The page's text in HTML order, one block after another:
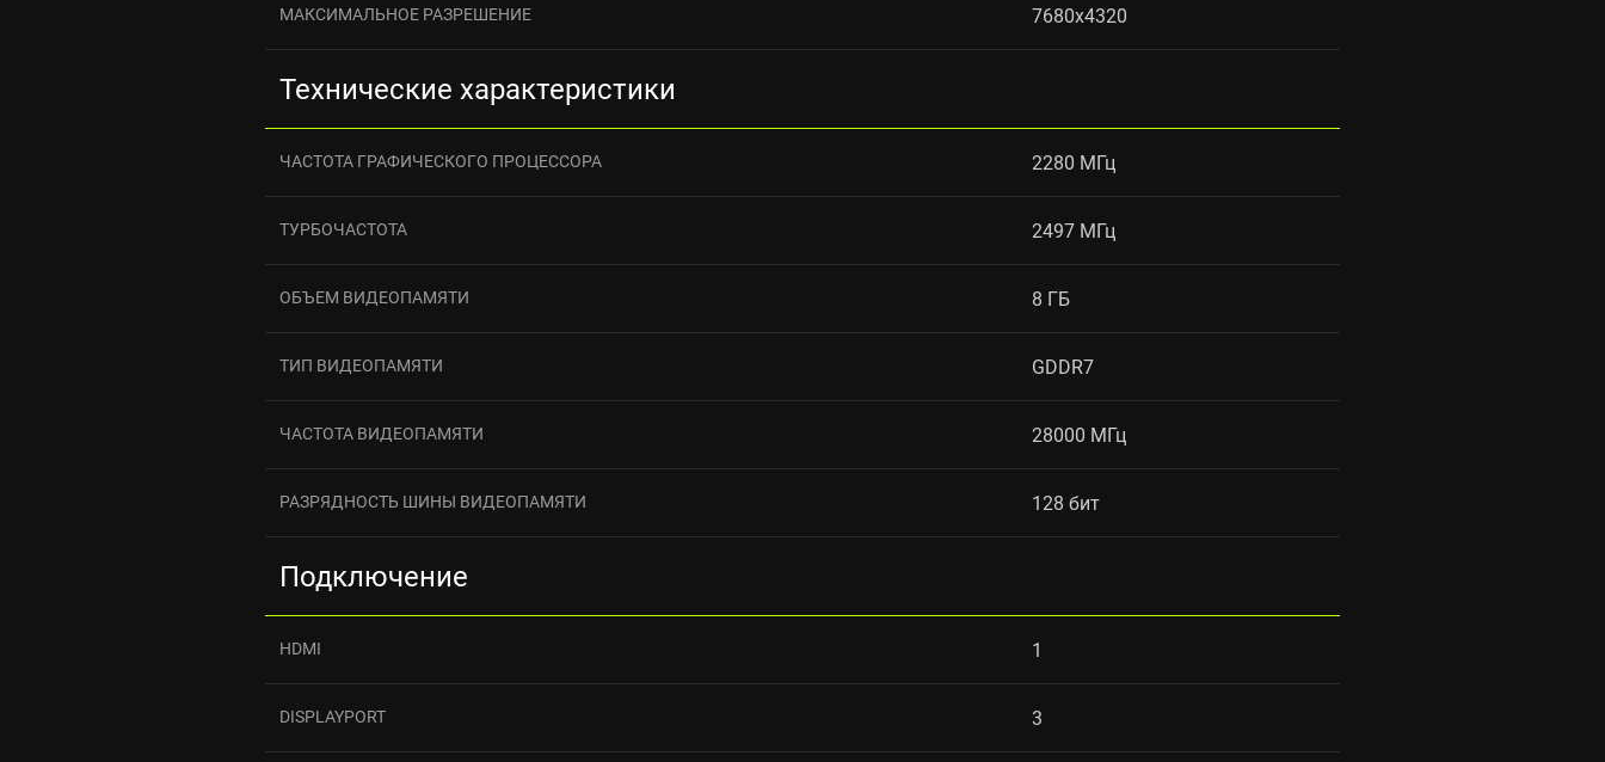
МАКСИМАЛЬНОЕ РАЗРЕШЕНИЕ 7680x4320
Технические характеристики
ЧАСТОТА ГРАФИЧЕСКОГО ПРОЦЕССОРА 2280 МГц
ТУРБОЧАСТОТА 2497 МГц
ОБЪЕМ ВИДЕОПАМЯТИ 8 ГБ
ТИП ВИДЕОПАМЯТИ GDDR7
ЧАСТОТА ВИДЕОПАМЯТИ 28000 МГц
РАЗРЯДНОСТЬ ШИНЫ ВИДЕОПАМЯТИ 128 бит
Подключение
HDMI 1
DISPLAYPORT 3